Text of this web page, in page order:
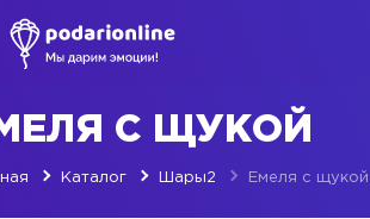
С ЩУКОЙ
Каталог Шары2 Емеля с щукой